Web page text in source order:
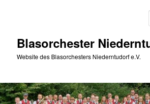
Blasorchester
Website des Blasorchesters Niederntudorf e.V.